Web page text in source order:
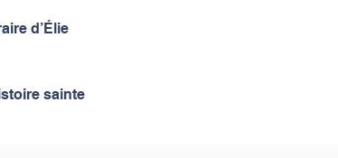
d’Élie
sainte